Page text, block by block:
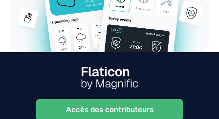
Accès des contributeurs